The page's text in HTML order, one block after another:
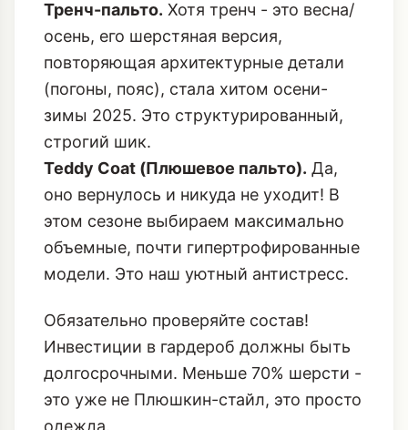
Тренч-пальто. Хотя тренч - это весна/
осень, его шерстяная версия,
повторяющая архитектурные детали
(погоны, пояс), стала хитом осени-
зимы 2025. Это структурированный,
строгий шик.
Teddy Coat (Плюшевое пальто). Да,
оно вернулось и никуда не уходит! В
этом сезоне выбираем максимально
объемные, почти гипертрофированные
модели. Это наш уютный антистресс.
Обязательно проверяйте состав!
Инвестиции в гардероб должны быть
долгосрочными. Меньше 70% шерсти -
это уже не Плюшкин-стайл, это просто
одежда.